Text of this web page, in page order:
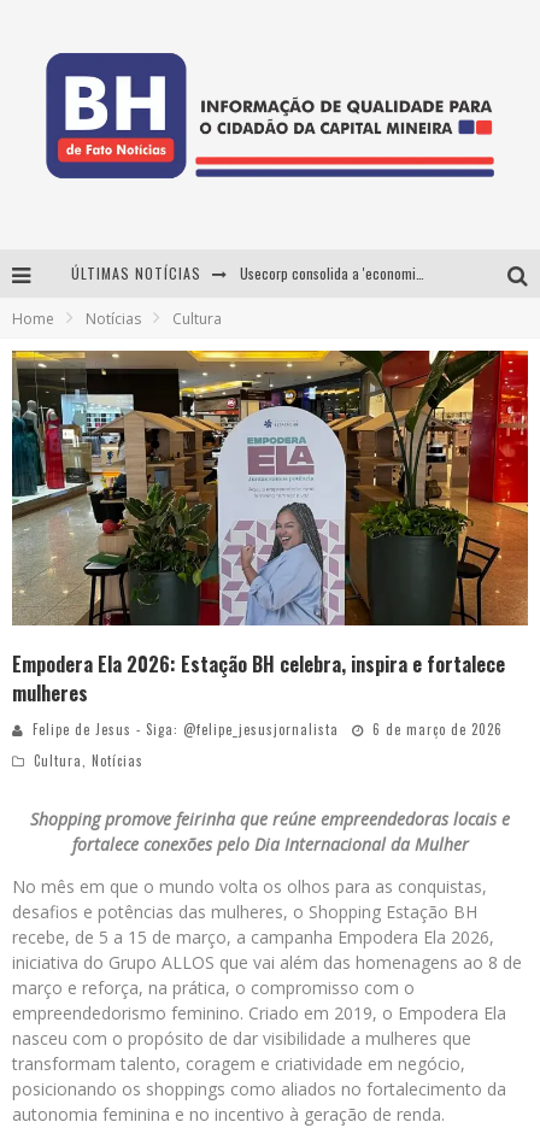
ÚLTIMAS NOTÍCIAS
Projeta Cultura abre inscrições gratuitas em Conselheiro Lafaiete para oficinas de elaboração de projetos culturais e inteligência artificial
Home Notícias Cultura
Empodera Ela 2026: Estação BH celebra, inspira e fortalece
mulheres
Felipe de Jesus - Siga: @felipe_jesusjornalista
6 de março de 2026
Cultura, Notícias
Shopping promove feirinha que reúne empreendedoras locais e
fortalece conexões pelo Dia Internacional da Mulher
No mês em que o mundo volta os olhos para as conquistas,
desafios e potências das mulheres, o Shopping Estação BH
recebe, de 5 a 15 de março, a campanha Empodera Ela 2026,
iniciativa do Grupo ALLOS que vai além das homenagens ao 8 de
março e reforça, na prática, o compromisso com o
empreendedorismo feminino. Criado em 2019, o Empodera Ela
nasceu com o propósito de dar visibilidade a mulheres que
transformam talento, coragem e criatividade em negócio,
posicionando os shoppings como aliados no fortalecimento da
autonomia feminina e no incentivo à geração de renda.